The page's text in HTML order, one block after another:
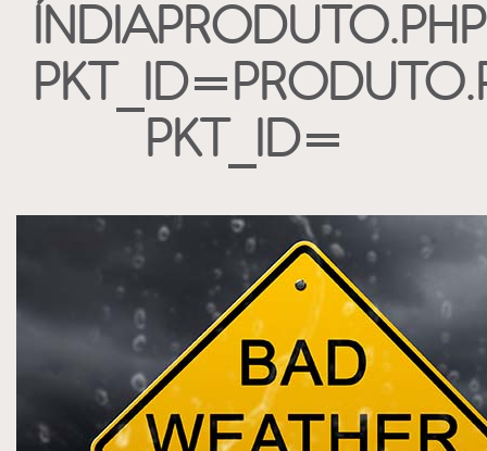
PKT_ID=